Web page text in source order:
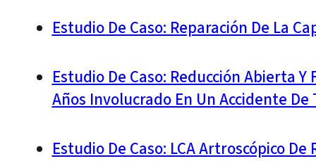
Estudio De Caso: Reparación De La
Estudio De Caso: Reducción Abierta
Años Involucrado En Un Accidente De
Estudio De Caso: LCA Artroscópico